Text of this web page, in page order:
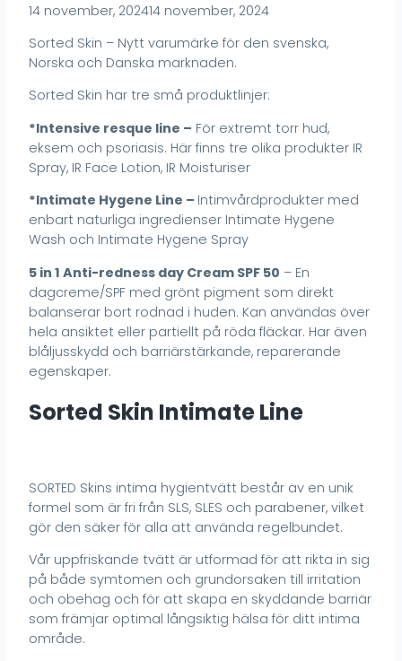
14 november, 202414 november, 2024
Sorted Skin – Nytt varumärke för den svenska,
Norska och Danska marknaden.
Sorted Skin har tre små produktlinjer:
*Intensive resque line – För extremt torr hud,
eksem och psoriasis. Här finns tre olika produkter IR
Spray, IR Face Lotion, IR Moisturiser
*Intimate Hygene Line – Intimvårdprodukter med
enbart naturliga ingredienser Intimate Hygene
Wash och Intimate Hygene Spray
5 in 1 Anti-redness day Cream SPF 50 – En
dagcreme/SPF med grönt pigment som direkt
balanserar bort rodnad i huden. Kan användas över
hela ansiktet eller partiellt på röda fläckar. Har även
blåljusskydd och barriärstärkande, reparerande
egenskaper.
Sorted Skin Intimate Line
SORTED Skins intima hygientvätt består av en unik
formel som är fri från SLS, SLES och parabener, vilket
gör den säker för alla att använda regelbundet.
Vår uppfriskande tvätt är utformad för att rikta in sig
på både symtomen och grundorsaken till irritation
och obehag och för att skapa en skyddande barriär
som främjar optimal långsiktig hälsa för ditt intima
område.